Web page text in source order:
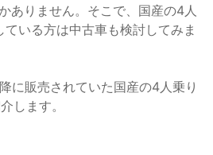
ありません。そこで、国産の4人
いる方は中古車も検討してみま
に販売されていた国産の4人乗り
します。